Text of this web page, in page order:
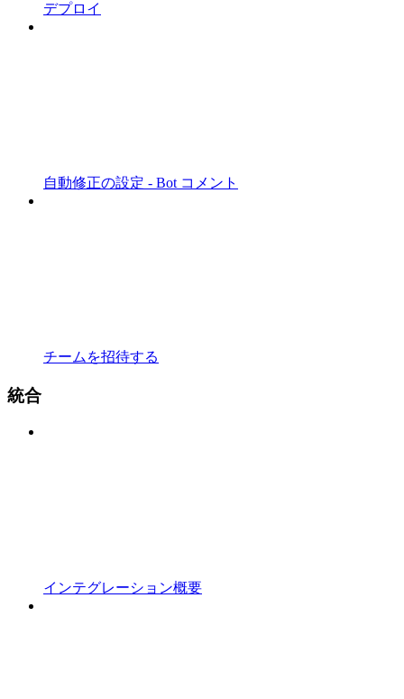
デプロイ
自動修正の設定 - Bot コメント
チームを招待する
統合
インテグレーション概要